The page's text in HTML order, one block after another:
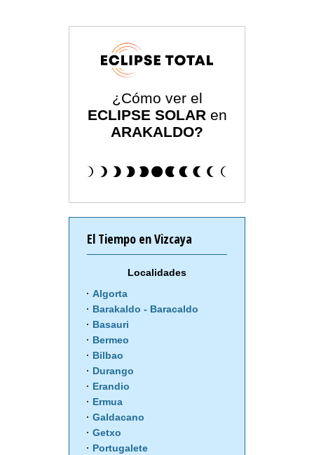
¿Cómo ver el
ECLIPSE SOLAR en
ARAKALDO?
El Tiempo en Vizcaya
Localidades
Algorta
Barakaldo - Baracaldo
Basauri
Bermeo
Bilbao
Durango
Erandio
Ermua
Galdacano
Getxo
Portugalete